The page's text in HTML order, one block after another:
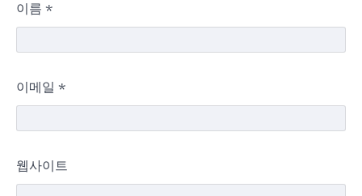
이름 *
이메일 *
웹사이트